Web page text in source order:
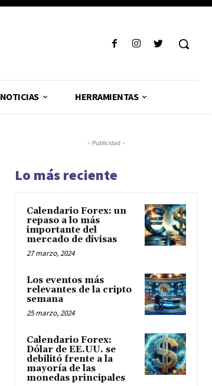
NOTICIAS HERRAMIENTAS
- Publicidad -
Lo más reciente
Calendario Forex: un
repaso a lo más
importante del
mercado de divisas
27 marzo, 2024
Los eventos más
relevantes de la cripto
semana
25 marzo, 2024
Calendario Forex:
Dólar de EE.UU. se
debilitó frente a la
mayoría de las
monedas principales